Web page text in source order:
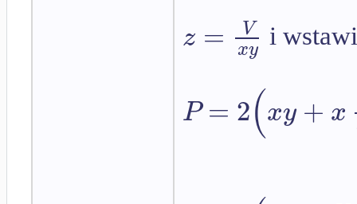
z = V
xy i
P = 2(xy+ x